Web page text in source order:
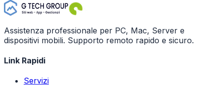
Assistenza professionale per PC, Mac, Server e
dispositivi mobili. Supporto remoto rapido e sicuro.
Link Rapidi
Servizi